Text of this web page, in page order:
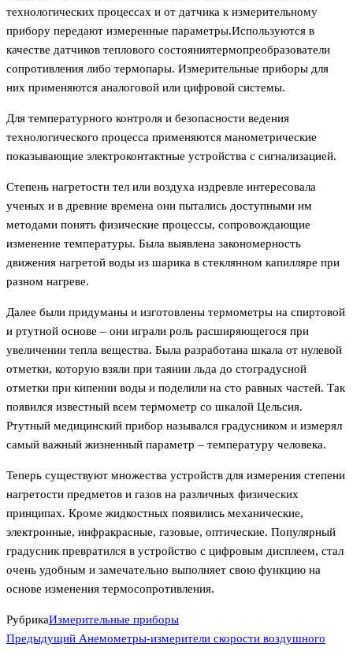
технологических процессах и от датчика к измерительному
прибору передают измеренные параметры.Используются в
качестве датчиков теплового состояниятермопреобразователи
сопротивления либо термопары. Измерительные приборы для
них применяются аналоговой или цифровой системы.
Для температурного контроля и безопасности ведения
технологического процесса применяются манометрические
показывающие электроконтактные устройства с сигнализацией.
Степень нагретости тел или воздуха издревле интересовала
ученых и в древние времена они пытались доступными им
методами понять физические процессы, сопровождающие
изменение температуры. Была выявлена закономерность
движения нагретой воды из шарика в стеклянном капилляре при
разном нагреве.
Далее были придуманы и изготовлены термометры на спиртовой
и ртутной основе – они играли роль расширяющегося при
увеличении тепла вещества. Была разработана шкала от нулевой
отметки, которую взяли при таянии льда до стоградусной
отметки при кипении воды и поделили на сто равных частей. Так
появился известный всем термометр со шкалой Цельсия.
Ртутный медицинский прибор назывался градусником и измерял
самый важный жизненный параметр – температуру человека.
Теперь существуют множества устройств для измерения степени
нагретости предметов и газов на различных физических
принципах. Кроме жидкостных появились механические,
электронные, инфракрасные, газовые, оптические. Популярный
градусник превратился в устройство с цифровым дисплеем, стал
очень удобным и замечательно выполняет свою функцию на
основе изменения термосопротивления.
РубрикаИзмерительные приборы
Навигация
Предыдущая
Предыдущий Анемометры-измерители скорости воздушного